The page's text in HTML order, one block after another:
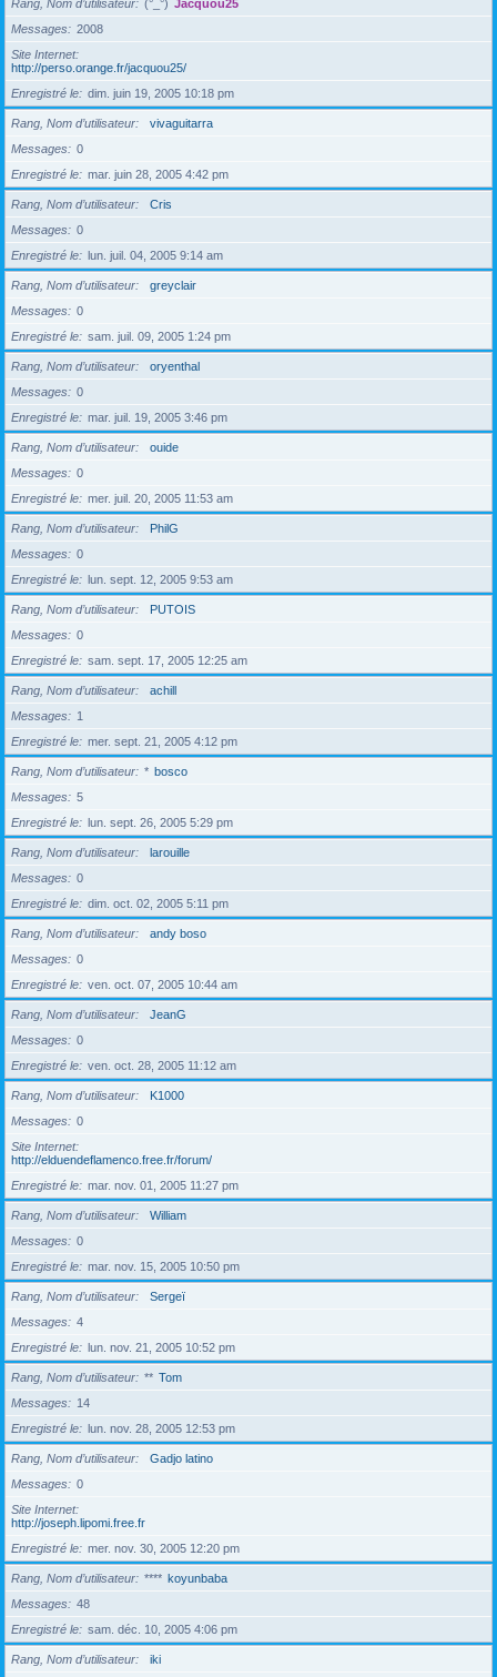
Rang, Nom d’utilisateur (°_°) Jacquou25
Messages
2008
Site Internet
http://perso.orange.fr/jacquou25/
Enregistré le
dim. juin 19, 2005 10:18 pm
Rang, Nom d’utilisateur
vivaguitarra
Messages
0
Enregistré le
mar. juin 28, 2005 4:42 pm
Rang, Nom d’utilisateur
Cris
Messages
0
Enregistré le
lun. juil. 04, 2005 9:14 am
Rang, Nom d’utilisateur
greyclair
Messages
0
Enregistré le
sam. juil. 09, 2005 1:24 pm
Rang, Nom d’utilisateur
oryenthal
Messages
0
Enregistré le
mar. juil. 19, 2005 3:46 pm
Rang, Nom d’utilisateur
ouide
Messages
0
Enregistré le
mer. juil. 20, 2005 11:53 am
Rang, Nom d’utilisateur
PhilG
Messages
0
Enregistré le
lun. sept. 12, 2005 9:53 am
Rang, Nom d’utilisateur
PUTOIS
Messages
0
Enregistré le
sam. sept. 17, 2005 12:25 am
Rang, Nom d’utilisateur
achill
Messages
1
Enregistré le
mer. sept. 21, 2005 4:12 pm
Rang, Nom d’utilisateur * bosco
Messages
5
Enregistré le
lun. sept. 26, 2005 5:29 pm
Rang, Nom d’utilisateur
larouille
Messages
0
Enregistré le
dim. oct. 02, 2005 5:11 pm
Rang, Nom d’utilisateur
andy boso
Messages
0
Enregistré le
ven. oct. 07, 2005 10:44 am
Rang, Nom d’utilisateur
JeanG
Messages
0
Enregistré le
ven. oct. 28, 2005 11:12 am
Rang, Nom d’utilisateur
K1000
Messages
0
Site Internet
http://elduendeflamenco.free.fr/forum/
Enregistré le
mar. nov. 01, 2005 11:27 pm
Rang, Nom d’utilisateur
William
Messages
0
Enregistré le
mar. nov. 15, 2005 10:50 pm
Rang, Nom d’utilisateur
Sergeï
Messages
4
Enregistré le
lun. nov. 21, 2005 10:52 pm
Rang, Nom d’utilisateur ** Tom
Messages
14
Enregistré le
lun. nov. 28, 2005 12:53 pm
Rang, Nom d’utilisateur
Gadjo latino
Messages
0
Site Internet
http://joseph.lipomi.free.fr
Enregistré le
mer. nov. 30, 2005 12:20 pm
Rang, Nom d’utilisateur **** koyunbaba
Messages
48
Enregistré le
sam. déc. 10, 2005 4:06 pm
Rang, Nom d’utilisateur
iki